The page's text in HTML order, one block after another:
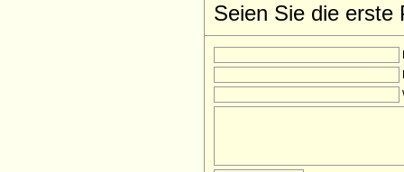
Seien Sie die erste